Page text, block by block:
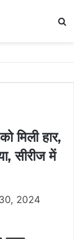
मिली हार,
सीरीज में
2024
Share via Email Print